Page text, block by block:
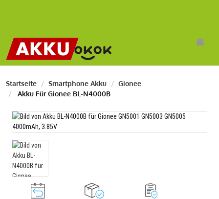
Startseite Smartphone Akku
Gionee
Akku Für Gionee BL-N4000B